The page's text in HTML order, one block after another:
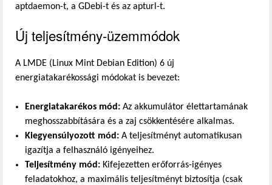
aptdaemon-t, a GDebi-t és az apturl-t.
Új teljesítmény-üzemmódok
A LMDE (Linux Mint Debian Edition) 6 új
energiatakarékossági módokat is bevezet:
Energiatakarékos mód: Az akkumulátor élettartamának
meghosszabbítására és a zaj csökkentésére alkalmas.
Kiegyensúlyozott mód: A teljesítményt automatikusan
igazítja a felhasználó igényeihez.
Teljesítmény mód: Kifejezetten erőforrás-igényes
feladatokhoz, a maximális teljesítményt biztosítja (csak